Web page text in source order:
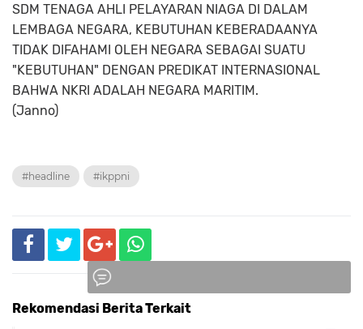
SDM TENAGA AHLI PELAYARAN NIAGA DI DALAM
LEMBAGA NEGARA, KEBUTUHAN KEBERADAANYA
TIDAK DIFAHAMI OLEH NEGARA SEBAGAI SUATU
"KEBUTUHAN" DENGAN PREDIKAT INTERNASIONAL
BAHWA NKRI ADALAH NEGARA MARITIM.
(Janno)
#headline #ikppni
Rekomendasi Berita Terkait